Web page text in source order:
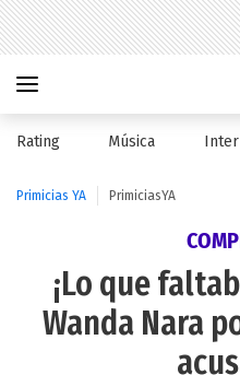
Rating Música
Primicias YA PrimiciasYA
¡Lo que
Wanda Nara